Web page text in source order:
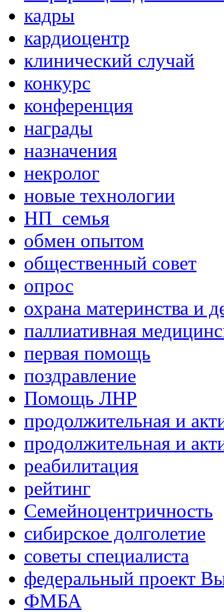
кадры
кардиоцентр
клинический случай
конкурс
конференция
награды
назначения
некролог
новые технологии
НП_семья
обмен опытом
общественный совет
опрос
охрана материнства и
паллиативная
первая помощь
поздравление
Помощь ЛНР
продолжительная и
продолжительная и
реабилитация
рейтинг
Семейноцентричность
сибирское долголетие
советы специалиста
федеральный проект
ФМБА